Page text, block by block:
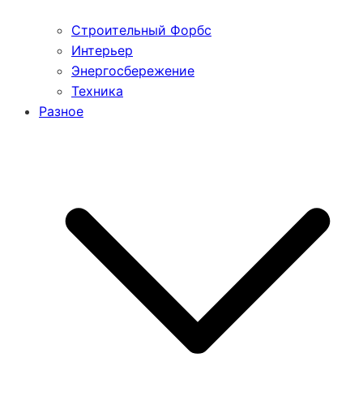
Строительный Форбс
Интерьер
Энергосбережение
Техника
Разное